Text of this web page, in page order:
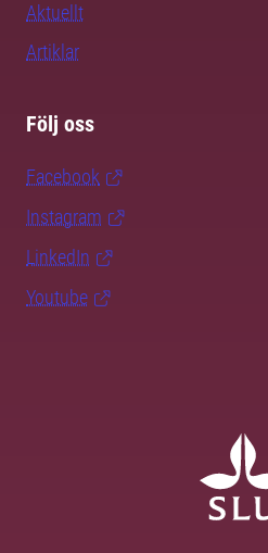
Aktuellt
Artiklar
Följ oss
Facebook
Instagram
LinkedIn
Youtube